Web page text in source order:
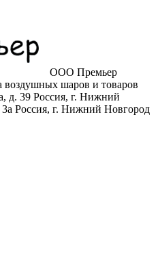
ООО Премьер
воздушных шаров и товаров
д. 39 Россия, г. Нижний
Россия, г. Нижний Новгород